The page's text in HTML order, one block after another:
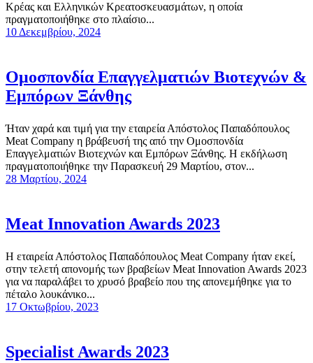
Κρέας και Ελληνικών Κρεατοσκευασμάτων, η οποία
πραγματοποιήθηκε στο πλαίσιο...
10 Δεκεμβρίου, 2024
Ομοσπονδία Επαγγελματιών Βιοτεχνών &
Εμπόρων Ξάνθης
Ήταν χαρά και τιμή για την εταιρεία Απόστολος Παπαδόπουλος
Meat Company η βράβευσή της από την Ομοσπονδία
Επαγγελματιών Βιοτεχνών και Εμπόρων Ξάνθης. Η εκδήλωση
πραγματοποιήθηκε την Παρασκευή 29 Μαρτίου, στον...
28 Μαρτίου, 2024
Meat Innovation Awards 2023
Η εταιρεία Απόστολος Παπαδόπουλος Meat Company ήταν εκεί,
στην τελετή απονομής των βραβείων Meat Innovation Awards 2023
για να παραλάβει το χρυσό βραβείο που της απονεμήθηκε για το
πέταλο λουκάνικο...
17 Οκτωβρίου, 2023
Specialist Awards 2023